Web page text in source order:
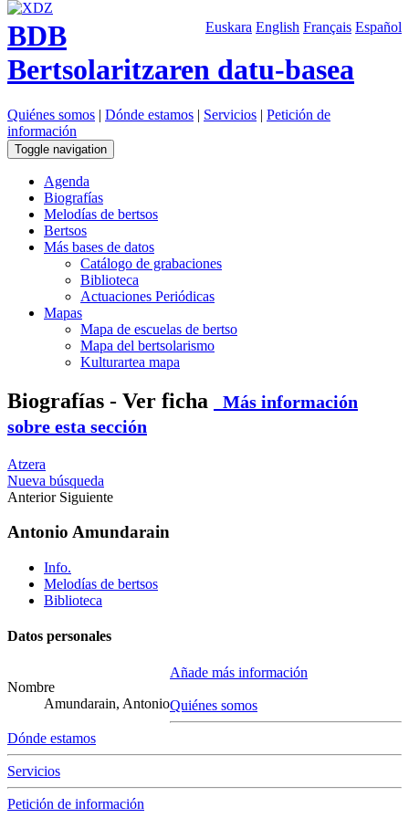
Euskara English Français Español
BDB
Bertsolaritzaren datu-basea
Quiénes somos | Dónde estamos | Servicios | Petición de
información
Toggle navigation
Agenda
Biografías
Melodías de bertsos
Bertsos
Más bases de datos
Catálogo de grabaciones
Biblioteca
Actuaciones Periódicas
Mapas
Mapa de escuelas de bertso
Mapa del bertsolarismo
Kulturartea mapa
Biografías - Ver ficha
Más información
sobre esta sección
Atzera
Nueva búsqueda
Anterior Siguiente
Antonio Amundarain
Info.
Melodías de bertsos
Biblioteca
Datos personales
Nombre
Amundarain, Antonio
Añade más información
Quiénes somos
Dónde estamos
Servicios
Petición de información